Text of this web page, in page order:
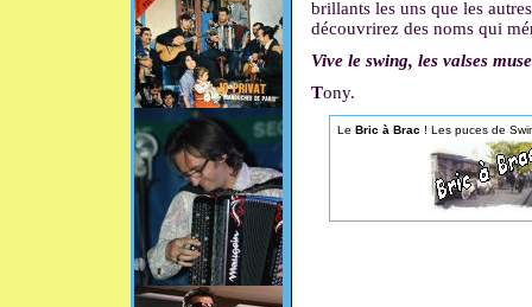
brillants les uns que les
découvrirez des noms qui
Vive le swing, les valses
Tony.
Le Bric à Brac ! Les puces de